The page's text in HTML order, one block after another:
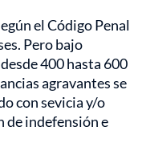
el Código Penal
Pero bajo
400 hasta 600
agravantes se
con sevicia y/o
de indefensión e